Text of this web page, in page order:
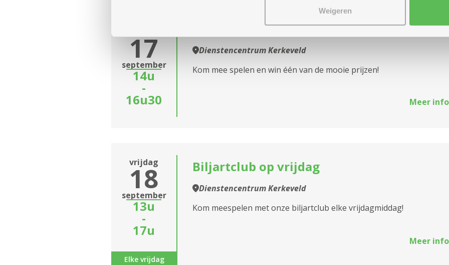
Weigeren
17
september
14u
-
16u30
Bingo Onder Ons
Dienstencentrum Kerkeveld
Kom mee spelen en win één van de mooie prijzen!
Meer info
vrijdag
18
september
13u
-
17u
Elke vrijdag
Biljartclub op vrijdag
Dienstencentrum Kerkeveld
Kom meespelen met onze biljartclub elke vrijdagmiddag!
Meer info